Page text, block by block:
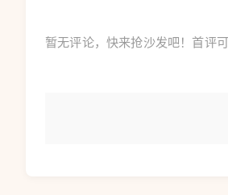
暂无评论，快来抢沙发吧！首评